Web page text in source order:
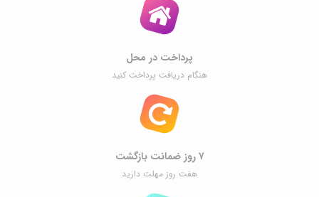
پرداخت در محل
هنگام دریافت پرداخت کنید
۷ روز ضمانت بازگشت
هفت روز مهلت دارید